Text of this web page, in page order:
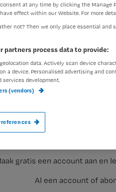
Wil je dit
gratis een account aan en
Al een account of
De
beperkt, vermeldt
screeningsinstrumenten voor
at any time by clicking the Manage
effect within our Website. For more
not? Then we only place essential
partners process data to provide:
data. Actively scan device
a device. Personalised advertising and
services development.
(vendors)